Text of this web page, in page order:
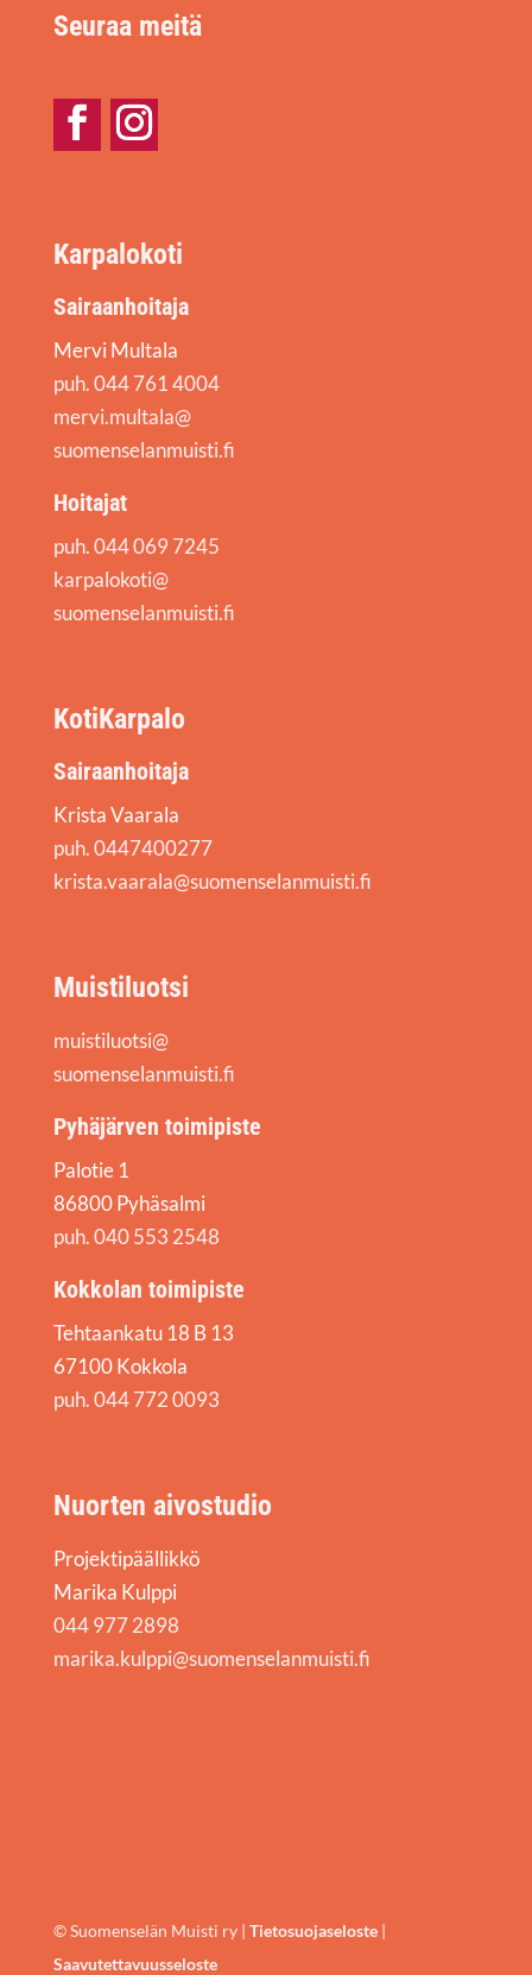
Seuraa meitä
Karpalokoti
Sairaanhoitaja
Mervi Multala
puh. 044 761 4004
mervi.multala@
suomenselanmuisti.fi
Hoitajat
puh. 044 069 7245
karpalokoti@
suomenselanmuisti.fi
KotiKarpalo
Sairaanhoitaja
Krista Vaarala
puh. 0447400277
krista.vaarala@suomenselanmuisti.fi
Muistiluotsi
muistiluotsi@
suomenselanmuisti.fi
Pyhäjärven toimipiste
Palotie 1
86800 Pyhäsalmi
puh. 040 553 2548
Kokkolan toimipiste
Tehtaankatu 18 B 13
67100 Kokkola
puh. 044 772 0093
Nuorten aivostudio
Projektipäällikkö
Marika Kulppi
044 977 2898
marika.kulppi@suomenselanmuisti.fi
© Suomenselän Muisti ry | Tietosuojaseloste |
Saavutettavuusseloste